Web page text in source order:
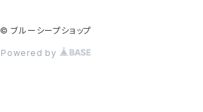
© ブルーシープショップ
Powered by